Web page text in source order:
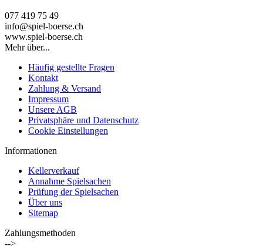
077 419 75 49
info@spiel-boerse.ch
www.spiel-boerse.ch
Mehr über...
Häufig gestellte Fragen
Kontakt
Zahlung & Versand
Impressum
Unsere AGB
Privatsphäre und Datenschutz
Cookie Einstellungen
Informationen
Kellerverkauf
Annahme Spielsachen
Prüfung der Spielsachen
Über uns
Sitemap
Zahlungsmethoden
-->